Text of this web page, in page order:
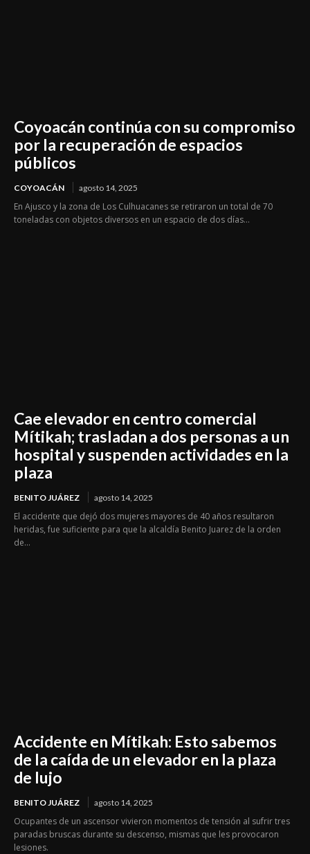
Coyoacán continúa con su compromiso
por la recuperación de espacios
públicos
COYOACÁN agosto 14, 2025
En Ajusco y la zona de Los Culhuacanes se retiraron un total de 70
toneladas con objetos diversos en un espacio de dos días...
Cae elevador en centro comercial
Mítikah; trasladan a dos personas a un
hospital y suspenden actividades en la
plaza
BENITO JUÁREZ agosto 14, 2025
El accidente que dejó dos mujeres mayores de 40 años resultaron
heridas, fue suficiente para que la alcaldía Benito Juarez de la orden
de...
Accidente en Mítikah: Esto sabemos
de la caída de un elevador en la plaza
de lujo
BENITO JUÁREZ agosto 14, 2025
Ocupantes de un ascensor vivieron momentos de tensión al sufrir tres
paradas bruscas durante su descenso, mismas que les provocaron
lesiones.